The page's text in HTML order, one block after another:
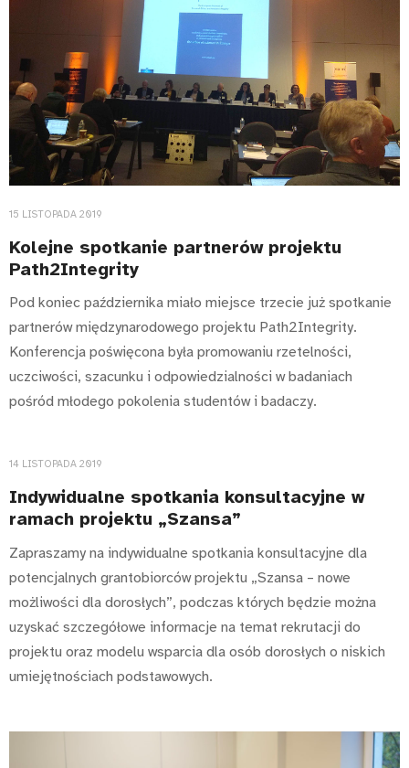
15 LISTOPADA 2019
Kolejne spotkanie partnerów projektu
Path2Integrity
Pod koniec października miało miejsce trzecie już spotkanie
partnerów międzynarodowego projektu Path2Integrity.
Konferencja poświęcona była promowaniu rzetelności,
uczciwości, szacunku i odpowiedzialności w badaniach
pośród młodego pokolenia studentów i badaczy.
14 LISTOPADA 2019
Indywidualne spotkania konsultacyjne w
ramach projektu „Szansa”
Zapraszamy na indywidualne spotkania konsultacyjne dla
potencjalnych grantobiorców projektu „Szansa – nowe
możliwości dla dorosłych”, podczas których będzie można
uzyskać szczegółowe informacje na temat rekrutacji do
projektu oraz modelu wsparcia dla osób dorosłych o niskich
umiejętnościach podstawowych.